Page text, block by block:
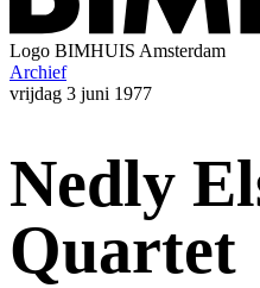
Logo BIMHUIS Amsterdam
Archief
vrijdag 3 juni 1977
Nedly
Quartet